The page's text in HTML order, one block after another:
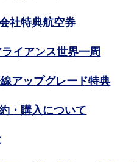
社特典航空券
イアンス世界一周
アップグレード特典
・購入について